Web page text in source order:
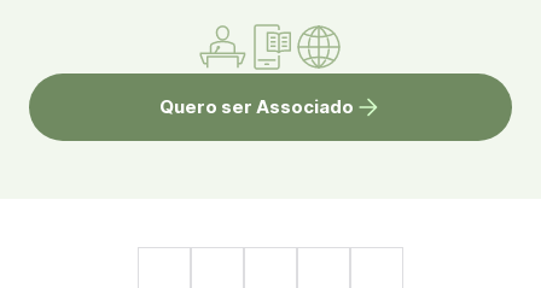
Quero ser Associado